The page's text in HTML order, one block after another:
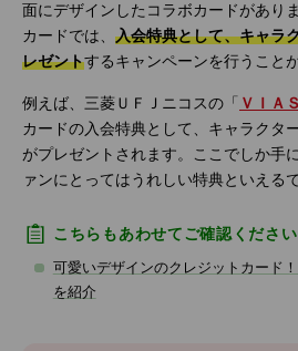
面にデザインしたコラボカードがあり
カードでは、 入会特典として、キャラ
レゼントするキャンペーンを行うこと
例えば、三菱ＵＦＪニコスの「 ＶＩＡ
カードの入会特典として、キャラクタ
がプレゼントされます。ここでしか手
ァンにとってはうれしい特典といえる
こちらもあわせてご確認ください
可愛いデザインのクレジットカード
を紹介